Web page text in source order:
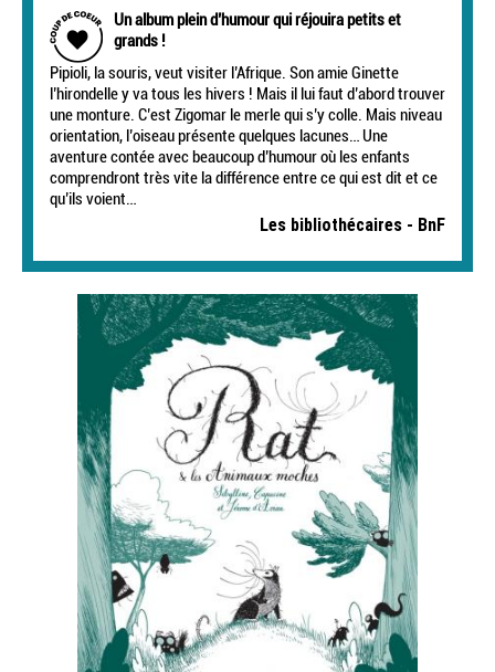
Un album plein d’humour qui réjouira petits et
grands !
Pipioli, la souris, veut visiter l’Afrique. Son amie Ginette
l’hirondelle y va tous les hivers ! Mais il lui faut d’abord trouver
une monture. C’est Zigomar le merle qui s’y colle. Mais niveau
orientation, l’oiseau présente quelques lacunes… Une
aventure contée avec beaucoup d’humour où les enfants
comprendront très vite la différence entre ce qui est dit et ce
qu’ils voient…
Les bibliothécaires - BnF